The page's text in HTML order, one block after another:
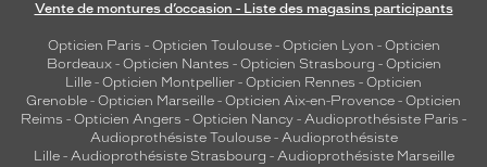
Vente de montures d’occasion - Liste des magasins participants
Opticien Paris - Opticien Toulouse- Opticien Lyon - Opticien
Bordeaux- Opticien Nantes - Opticien Strasbourg - Opticien
Lille - Opticien Montpellier - Opticien Rennes - Opticien
Grenoble - Opticien Marseille - Opticien Aix-en-Provence - Opticien
Reims - Opticien Angers - Opticien Nancy - Audioprothésiste Paris -
Audioprothésiste Toulouse- Audioprothésiste
Lille- Audioprothésiste Strasbourg - Audioprothésiste Marseille